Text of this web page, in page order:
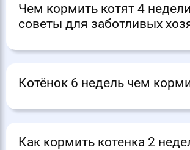
Чем кормить котят 4
советы для заботливых
Котёнок 6 недель чем
Как кормить котенка 2